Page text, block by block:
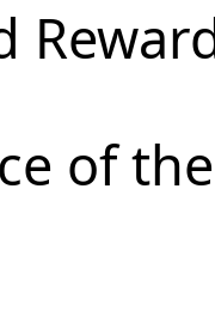
of